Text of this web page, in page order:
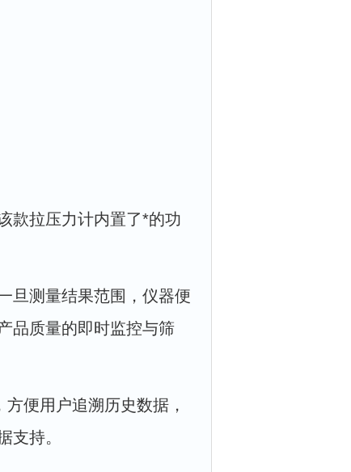
款拉压力计内置了*的功
旦测量结果范围，仪器便
品质量的即时监控与筛
便用户追溯历史数据，
支持。